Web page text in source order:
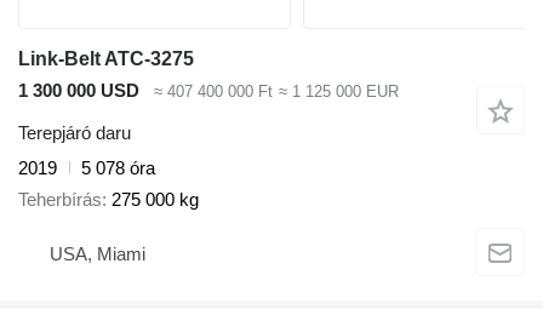
Link-Belt ATC-3275
1 300 000 USD
≈ 407 400 000 Ft ≈ 1 125 000 EUR
Terepjáró daru
2019
5 078 óra
Teherbírás 275 000 kg
USA, Miami